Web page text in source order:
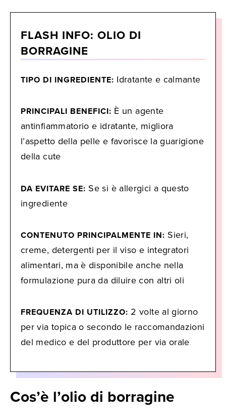
FLASH INFO: OLIO DI
BORRAGINE
TIPO DI INGREDIENTE: Idratante e calmante
PRINCIPALI BENEFICI: È un agente
antinfiammatorio e idratante, migliora
l’aspetto della pelle e favorisce la guarigione
della cute
DA EVITARE SE: Se si è allergici a questo
ingrediente
CONTENUTO PRINCIPALMENTE IN: Sieri,
creme, detergenti per il viso e integratori
alimentari, ma è disponibile anche nella
formulazione pura da diluire con altri oli
FREQUENZA DI UTILIZZO: 2 volte al giorno
per via topica o secondo le raccomandazioni
del medico e del produttore per via orale
Cos’è l’olio di borragine